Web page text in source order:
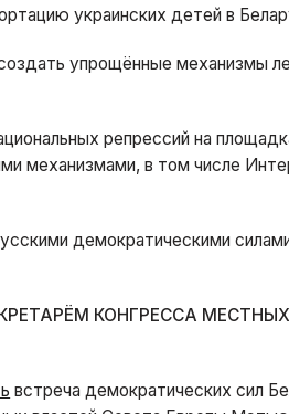
украинских детей в
упрощённые механизмы
репрессий на
механизмами, в том числе
демократическими
КОНГРЕССА
встреча демократических сил